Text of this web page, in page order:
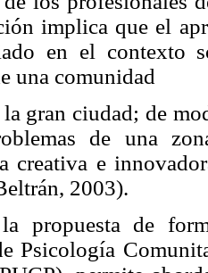
implica que el
en el contexto
una comunidad
gran ciudad; de
de una
creativa e
2003).
propuesta de
Psicología